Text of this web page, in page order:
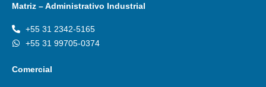
Matriz – Administrativo Industrial
+55 31 2342-5165
+55 31 99705-0374
Comercial